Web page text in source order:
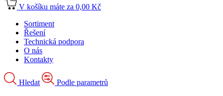
V košíku máte za 0,00 Kč
Sortiment
Řešení
Technická podpora
O nás
Kontakty
Hledat Podle parametrů